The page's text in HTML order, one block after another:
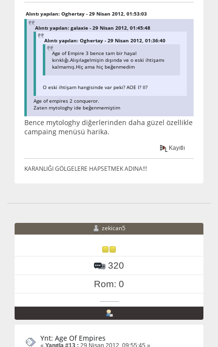
Alıntı yapılan: Oghertay - 29 Nisan 2012, 01:53:03
Alıntı yapılan: galaxie - 29 Nisan 2012, 01:45:48
Alıntı yapılan: Oghertay - 29 Nisan 2012, 01:36:40
Age of Empire 3 bence tam bir hayal
kırıklığı.Alışılagelmişin dışında ve o eski ihtişamı
kalmamış.Hiç ama hiç beğenmedim
O eski ihtişam hangisinde var peki? AOE I? II?
Age of empires 2 conqueror.
Zaten mytologhy ide beğenmemiştim
Bence mytologhy diğerlerinden daha güzel özellikle
campaing menüsü harika.
Kayıtlı
KARANLIĞI GÖLGELERE HAPSETMEK ADINA!!!
zekican5
320
Rom: 0
Ynt: Age Of Empires
« Yanıtla #13 : 29 Nisan 2012, 09:55:45 »